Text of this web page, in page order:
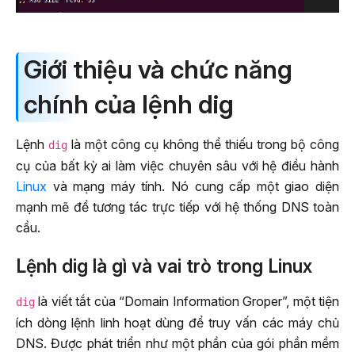
Giới thiệu và chức năng
chính của lệnh dig
Lệnh dig là một công cụ không thể thiếu trong bộ công
cụ của bất kỳ ai làm việc chuyên sâu với hệ điều hành
Linux và mạng máy tính. Nó cung cấp một giao diện
mạnh mẽ để tương tác trực tiếp với hệ thống DNS toàn
cầu.
Lệnh dig là gì và vai trò trong Linux
dig là viết tắt của “Domain Information Groper”, một tiện
ích dòng lệnh linh hoạt dùng để truy vấn các máy chủ
DNS. Được phát triển như một phần của gói phần mềm